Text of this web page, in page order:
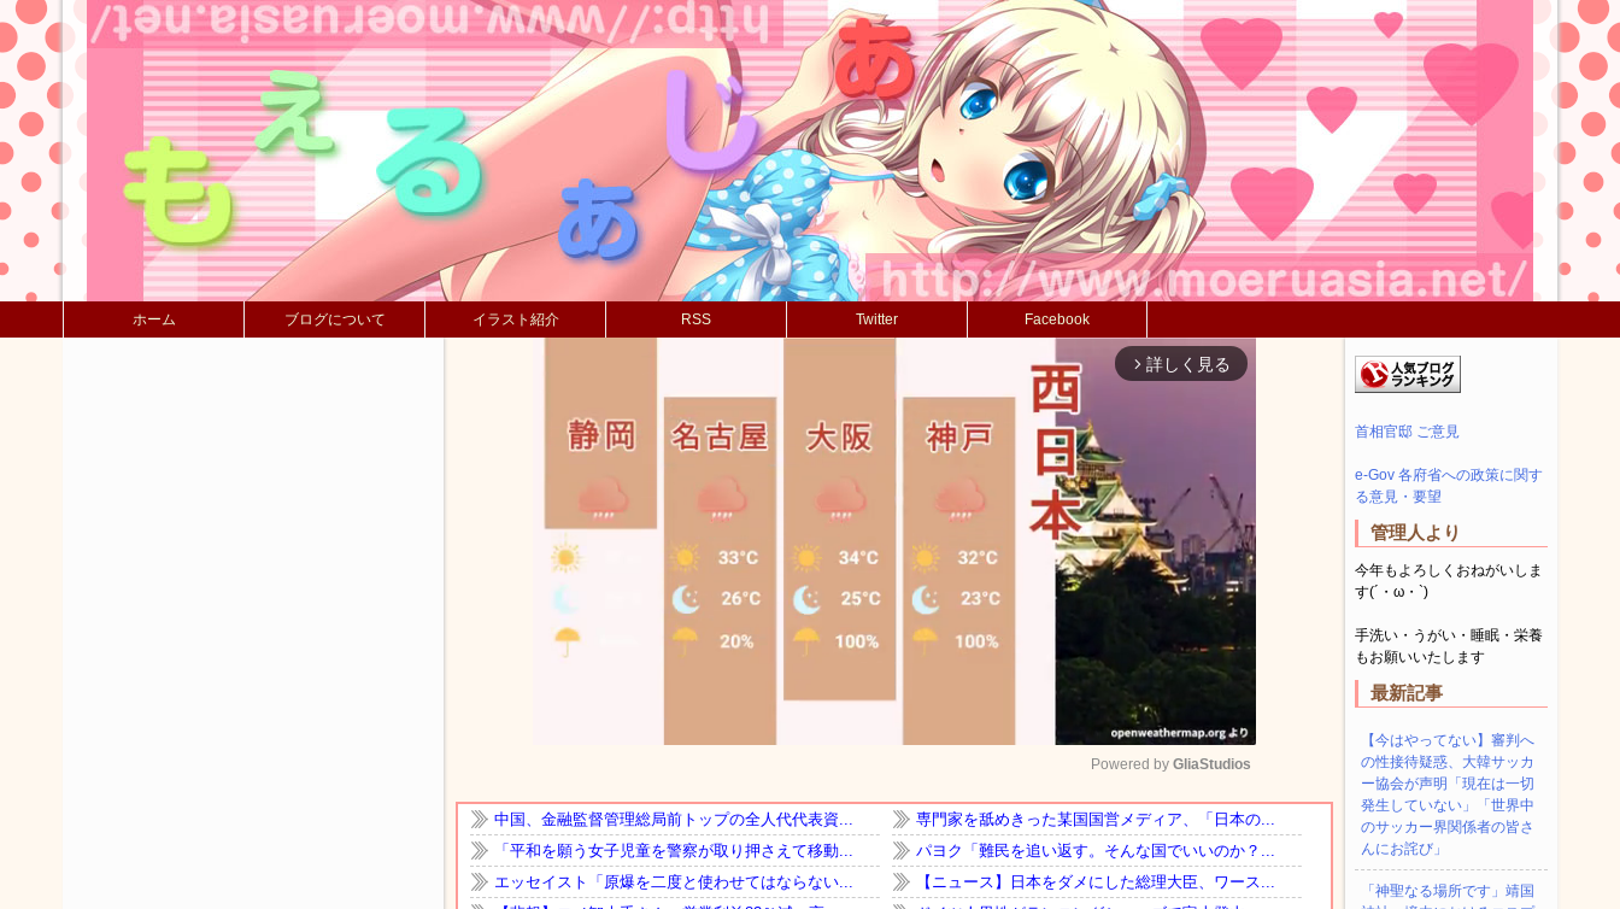
ホーム ブログについて イラスト紹介 RSS Twitter Facebook
arrow_forward_ios 詳しく見る
Mute
Powered by GliaStudios
首相官邸 ご意見
e-Gov 各府省への政策に関す
る意見・要望
管理人より
今年もよろしくおねがいしま
す(´・ω・`)
手洗い・うがい・睡眠・栄養
もお願いいたします
最新記事
【今はやってない】審判へ
の性接待疑惑、大韓サッカ
ー協会が声明「現在は一切
発生していない」「世界中
のサッカー界関係者の皆さ
んにお詫び」
「神聖なる場所です」靖国